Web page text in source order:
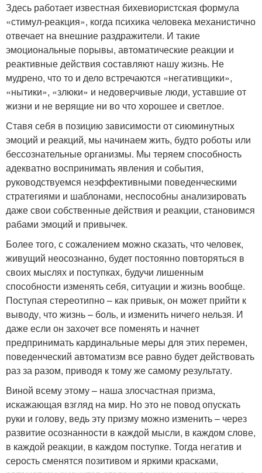
Здесь работает известная бихевиористская формула
«стимул-реакция», когда психика человека механистично
отвечает на внешние раздражители. И такие
эмоциональные порывы, автоматические реакции и
реактивные действия составляют нашу жизнь. Не
мудрено, что то и дело встречаются «негативщики»,
«нытики», «злюки» и недоверчивые люди, уставшие от
жизни и не верящие ни во что хорошее и светлое.
Ставя себя в позицию зависимости от сиюминутных
эмоций и реакций, мы начинаем жить, будто роботы или
бессознательные организмы. Мы теряем способность
адекватно воспринимать явления и события,
руководствуемся неэффективными поведенческими
стратегиями и шаблонами, неспособны анализировать
даже свои собственные действия и реакции, становимся
рабами эмоций и привычек.
Более того, с сожалением можно сказать, что человек,
живущий неосознанно, будет постоянно повторяться в
своих мыслях и поступках, будучи лишенным
способности изменять себя, ситуации и жизнь вообще.
Поступая стереотипно – как привык, он может прийти к
выводу, что жизнь – боль, и изменить ничего нельзя. И
даже если он захочет все поменять и начнет
предпринимать кардинальные меры для этих перемен,
поведенческий автоматизм все равно будет действовать
раз за разом, приводя к тому же самому результату.
Виной всему этому – наша злосчастная призма,
искажающая взгляд на мир. Но это не повод опускать
руки и голову, ведь эту призму можно изменить – через
развитие осознанности в каждой мысли, в каждом слове,
в каждой реакции, в каждом поступке. Тогда негатив и
серость сменятся позитивом и яркими красками,